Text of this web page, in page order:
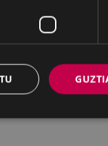
aurrean,
19:00etatik
nazioarteko
Andretxeak
esanahia eta